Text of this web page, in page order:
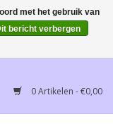
€ 65,00, België
0 Artikelen - €0,00
met het gebruik van
bericht verbergen